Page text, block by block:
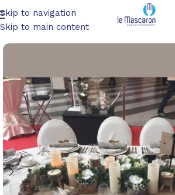
Skip to navigation
Skip to main content
Accueil/Art de la table Vaisselle